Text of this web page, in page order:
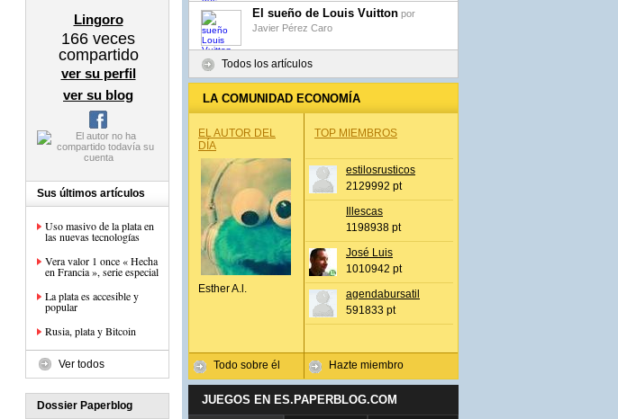
Lingoro
166 veces
compartido
ver su perfil
ver su blog
Sus últimos artículos
Uso masivo de la plata en
las nuevas tecnologías
Vera valor 1 once « Hecha
en Francia », serie especial
La plata es accesible y
popular
Rusia, plata y Bitcoin
Ver todos
Dossier Paperblog
El sueño de Louis Vuitton por
Javier Pérez Caro
Todos los artículos
LA COMUNIDAD ECONOMÍA
EL AUTOR DEL
DÍA
Esther A.l.
Todo sobre él
TOP MIEMBROS
estilosrusticos
2129992 pt
Illescas
1198938 pt
José Luis
1010942 pt
agendabursatil
591833 pt
Hazte miembro
JUEGOS EN ES.PAPERBLOG.COM